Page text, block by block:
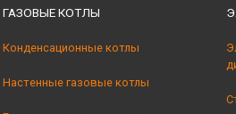
ГАЗОВЫЕ КОТЛЫ
Конденсационные котлы
Настенные газовые котлы